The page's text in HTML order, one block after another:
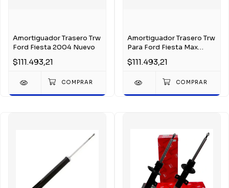
Amortiguador Trasero Trw
Ford Fiesta 2004 Nuevo
$111.493,21
Amortiguador Trasero Trw
Para Ford Fiesta Max
$111.493,21